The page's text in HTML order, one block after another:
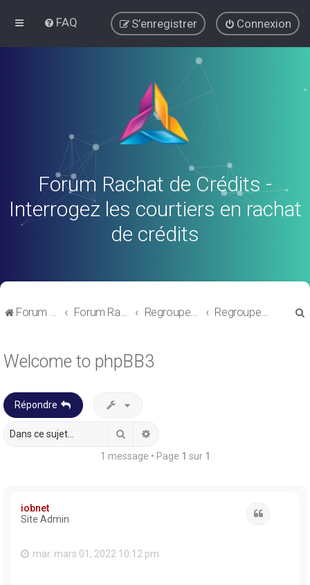
FAQ Connexion
S’enregistrer
Forum Rachat de Crédits -
Interrogez les courtiers en rachat
de crédits
Forum de discussions sur le Regroupement de Crédits et le Rachat de Crédits Forum Rachat de Crédits Regroupement de crédits ou Rachat de Crédits pour Propriétaire Regroupement de crédits avec garantie
Welcome to phpBB3
Répondre
Rechercher
1 message • Page 1 sur 1
iobnet
Site Admin
mar. mars 01, 2022 10:12 pm